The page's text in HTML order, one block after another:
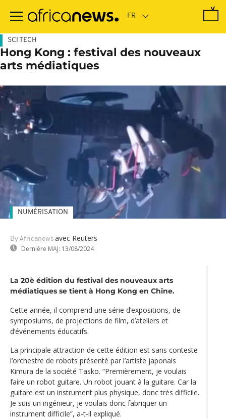
contenu
SCI TECH
Hong Kong : festival des nouveaux
arts médiatiques
By Africanews avec Reuters
Dernière MAJ: 13/08/2024
NUMÉRISATION
La 20è édition du festival des nouveaux arts
médiatiques se tient à Hong Kong en Chine.
Cette année, il comprend une série d’expositions, de
symposiums, de projections de film, d’ateliers et
d‘événements éducatifs.
La principale attraction de cette édition est sans conteste
l’orchestre de robots présenté par l’artiste japonais
Kimura de la société Tasko. “Premièrement, je voulais
faire un robot guitare. Un robot jouant à la guitare. Car la
guitare est un instrument plus physique, donc très difficile.
Je suis un ingénieur, je voulais donc fabriquer un
instrument difficile”, a-t-il expliqué.